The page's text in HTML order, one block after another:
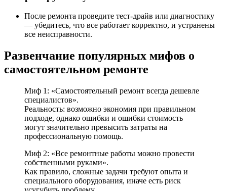
После ремонта проведите тест-драйв или диагностику
— убедитесь, что все работает корректно, и устранены
все неисправности.
Развенчание популярных мифов о
самостоятельном ремонте
Миф 1: «Самостоятельный ремонт всегда дешевле
специалистов».
Реальность: возможно экономия при правильном
подходе, однако ошибки и ошибки стоимость
могут значительно превысить затраты на
профессиональную помощь.
Миф 2: «Все ремонтные работы можно провести
собственными руками».
Как правило, сложные задачи требуют опыта и
специального оборудования, иначе есть риск